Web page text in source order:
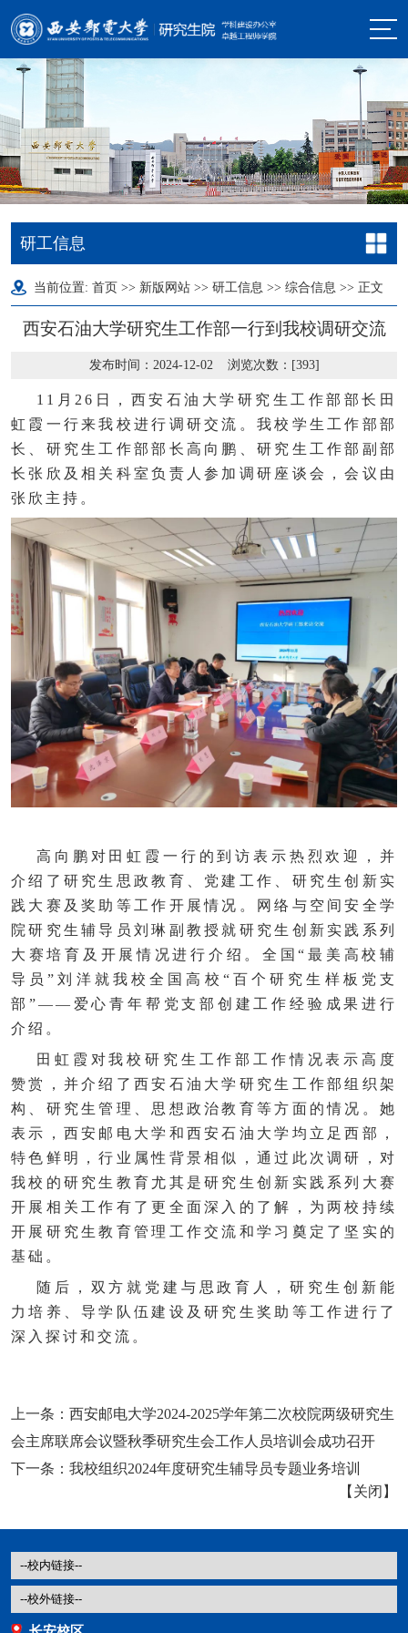
研工信息
当前位置: 首页 >> 新版网站 >> 研工信息 >> 综合信息 >> 正文
西安石油大学研究生工作部一行到我校调研交流
发布时间：2024-12-02 浏览次数：[393]
11月26日，西安石油大学研究生工作部部长田
虹霞一行来我校进行调研交流。我校学生工作部部
长、研究生工作部部长高向鹏、研究生工作部副部
长张欣及相关科室负责人参加调研座谈会，会议由
张欣主持。
高向鹏对田虹霞一行的到访表示热烈欢迎，并
介绍了研究生思政教育、党建工作、研究生创新实
践大赛及奖助等工作开展情况。网络与空间安全学
院研究生辅导员刘琳副教授就研究生创新实践系列
大赛培育及开展情况进行介绍。全国“最美高校辅
导员”刘洋就我校全国高校“百个研究生样板党支
部”——爱心青年帮党支部创建工作经验成果进行
介绍。
田虹霞对我校研究生工作部工作情况表示高度
赞赏，并介绍了西安石油大学研究生工作部组织架
构、研究生管理、思想政治教育等方面的情况。她
表示，西安邮电大学和西安石油大学均立足西部，
特色鲜明，行业属性背景相似，通过此次调研，对
我校的研究生教育尤其是研究生创新实践系列大赛
开展相关工作有了更全面深入的了解，为两校持续
开展研究生教育管理工作交流和学习奠定了坚实的
基础。
随后，双方就党建与思政育人，研究生创新能
力培养、导学队伍建设及研究生奖助等工作进行了
深入探讨和交流。
上一条： 西安邮电大学2024-2025学年第二次校院两级研究生
会主席联席会议暨秋季研究生会工作人员培训会成功召开
下一条： 我校组织2024年度研究生辅导员专题业务培训
【 关闭 】